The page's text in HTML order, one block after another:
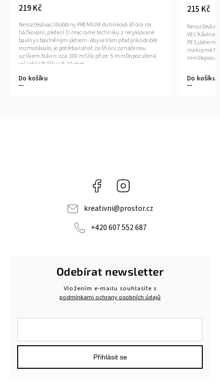
219 Kč
Do košíku
Nerozčesávací Bobbiny PREMIUM dutinková šňůra na
háčkování, pletení či macramé techniku z recyklované
bavlny s bavlněným jádrem. Aby se Vám přadýnko dobře
rozmotávalo, je potřeba tahat za šňůru označenou
uzlíkem.Návin: cca 100 mSíla příze: 5 mmDoporučená
vel.jehlic/háčku: 8-10 mm
215 Kč
Do košíku
VEL'KÁvlna
PES jádrem
Facebook
kreativni@prostor.cz
+420 607 552 687
Odebírat newsletter
Vložením e-mailu souhlasíte s
podmínkami ochrany osobních údajů
Přihlásit se